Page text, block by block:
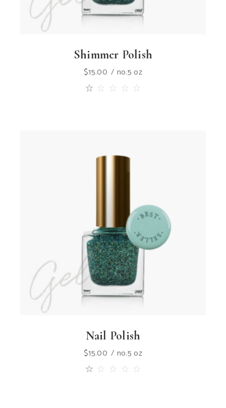
Shimmer Polish
$15.00 no.5 oz
Nail Polish
$15.00 no.5 oz